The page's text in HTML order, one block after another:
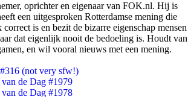
oprichter en eigenaar van FOK.nl. Hij is
een uitgesproken Rotterdamse mening die
is en bezit de bizarre eigenschap mensen
dat eigenlijk nooit de bedoeling is. Houdt van
en wil vooral nieuws met een mening.
(not very sfw!)
de Dag #1979
de Dag #1978